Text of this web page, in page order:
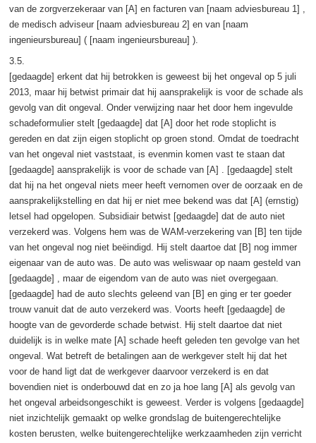
van de zorgverzekeraar van [A] en facturen van [naam adviesbureau 1] ,
de medisch adviseur [naam adviesbureau 2] en van [naam
ingenieursbureau] ( [naam ingenieursbureau] ).
3.5.
[gedaagde] erkent dat hij betrokken is geweest bij het ongeval op 5 juli
2013, maar hij betwist primair dat hij aansprakelijk is voor de schade als
gevolg van dit ongeval. Onder verwijzing naar het door hem ingevulde
schadeformulier stelt [gedaagde] dat [A] door het rode stoplicht is
gereden en dat zijn eigen stoplicht op groen stond. Omdat de toedracht
van het ongeval niet vaststaat, is evenmin komen vast te staan dat
[gedaagde] aansprakelijk is voor de schade van [A] . [gedaagde] stelt
dat hij na het ongeval niets meer heeft vernomen over de oorzaak en de
aansprakelijkstelling en dat hij er niet mee bekend was dat [A] (ernstig)
letsel had opgelopen. Subsidiair betwist [gedaagde] dat de auto niet
verzekerd was. Volgens hem was de WAM-verzekering van [B] ten tijde
van het ongeval nog niet beëindigd. Hij stelt daartoe dat [B] nog immer
eigenaar van de auto was. De auto was weliswaar op naam gesteld van
[gedaagde] , maar de eigendom van de auto was niet overgegaan.
[gedaagde] had de auto slechts geleend van [B] en ging er ter goeder
trouw vanuit dat de auto verzekerd was. Voorts heeft [gedaagde] de
hoogte van de gevorderde schade betwist. Hij stelt daartoe dat niet
duidelijk is in welke mate [A] schade heeft geleden ten gevolge van het
ongeval. Wat betreft de betalingen aan de werkgever stelt hij dat het
voor de hand ligt dat de werkgever daarvoor verzekerd is en dat
bovendien niet is onderbouwd dat en zo ja hoe lang [A] als gevolg van
het ongeval arbeidsongeschikt is geweest. Verder is volgens [gedaagde]
niet inzichtelijk gemaakt op welke grondslag de buitengerechtelijke
kosten berusten, welke buitengerechtelijke werkzaamheden zijn verricht